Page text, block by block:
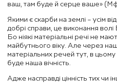
ваш, там буде й серце ваше»
Якими є скарби на землі – усім
добрі справи, це виконання волі
Бо ніякі матеріальні речі не
майбутнього віку. Але через
матеріальних речей тут, в
буде наша вічність.
Адже насправді цінність тих чи